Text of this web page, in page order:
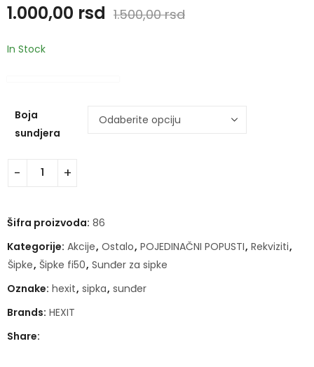
1.000,00 rsd 1.500,00rsd
In Stock
Boja
sundjera
Šifra proizvoda: 86
Kategorije: Akcije, Ostalo, POJEDINAČNI POPUSTI, Rekviziti,
Šipke, Šipke fi50, Sunđer za sipke
Oznake: hexit, sipka, sunđer
Brands: HEXIT
Share: